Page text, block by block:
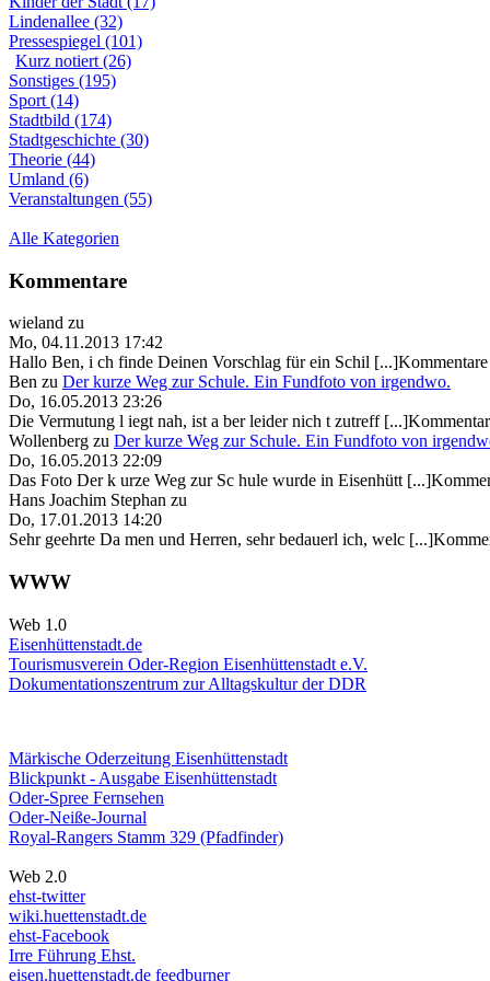
Lindenallee (32)
Pressespiegel (101)
Kurz notiert (26)
Sonstiges (195)
Sport (14)
Stadtbild (174)
Stadtgeschichte (30)
Theorie (44)
Umland (6)
Veranstaltungen (55)
Alle Kategorien
Kommentare
wieland zu
Mo, 04.11.2013 17:42
Hallo Ben, i ch finde Deinen Vorschlag für ein Schil
Ben zu Der kurze Weg zur Schule. Ein Fundfoto von irgendwo.
Do, 16.05.2013 23:26
Die Vermutung l iegt nah, ist a ber leider nich t zutreff
Wollenberg zu Der kurze Weg zur Schule. Ein Fundfoto von
Do, 16.05.2013 22:09
Das Foto Der k urze Weg zur Sc hule wurde in Eisenhütt
Hans Joachim Stephan zu
Do, 17.01.2013 14:20
Sehr geehrte Da men und Herren, sehr bedauerl ich, welc
WWW
Web 1.0
Eisenhüttenstadt.de
Tourismusverein Oder-Region Eisenhüttenstadt e.V.
Dokumentationszentrum zur Alltagskultur der DDR
Märkische Oderzeitung Eisenhüttenstadt
Blickpunkt - Ausgabe Eisenhüttenstadt
Oder-Spree Fernsehen
Oder-Neiße-Journal
Royal-Rangers Stamm 329 (Pfadfinder)
Web 2.0
ehst-twitter
wiki.huettenstadt.de
ehst-Facebook
Irre Führung Ehst.
eisen.huettenstadt.de feedburner